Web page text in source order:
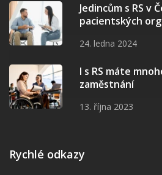
Jedincům s RS v
pacientských
24. ledna 2024
I s RS máte
zaměstnání
13. října 2023
Rychlé odkazy